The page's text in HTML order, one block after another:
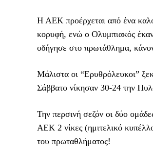
Η ΑΕΚ προέρχεται από ένα
κορυφή, ενώ ο Ολυμπιακός
οδήγησε στο πρωτάθλημα,
Μάλιστα οι “Eρυθρόλευκοι”
Σάββατο νίκησαν 30-24 την
Την περσινή σεζόν οι δύο
ΑΕΚ 2 νίκες (ημιτελικό
του πρωταθλήματος!